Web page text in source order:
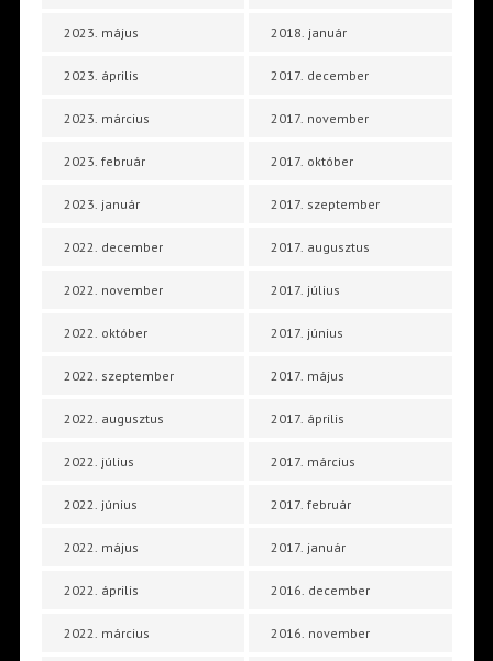
2023. május
2023. április
2023. március
2023. február
2023. január
2022. december
2022. november
2022. október
2022. szeptember
2022. augusztus
2022. július
2022. június
2022. május
2022. április
2022. március
2018. január
2017. december
2017. november
2017. október
2017. szeptember
2017. augusztus
2017. július
2017. június
2017. május
2017. április
2017. március
2017. február
2017. január
2016. december
2016. november